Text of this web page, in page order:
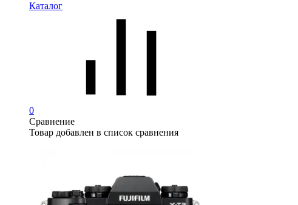
Каталог
0
Сравнение
Товар добавлен в список сравнения